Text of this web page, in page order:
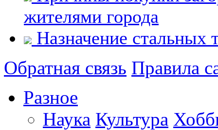
жителями города
Назначение стальных
Обратная связь Правила
Разное
Наука Культура